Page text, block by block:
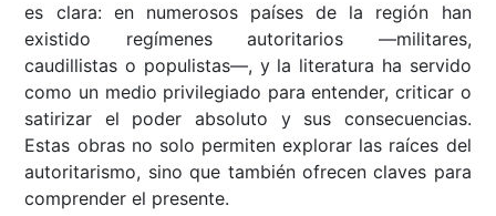
es clara: en numerosos países de la región han
existido regímenes autoritarios —militares,
caudillistas o populistas—, y la literatura ha servido
como un medio privilegiado para entender, criticar o
satirizar el poder absoluto y sus consecuencias.
Estas obras no solo permiten explorar las raíces del
autoritarismo, sino que también ofrecen claves para
comprender el presente.